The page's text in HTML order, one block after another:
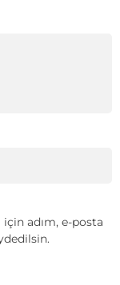
adım, e-posta